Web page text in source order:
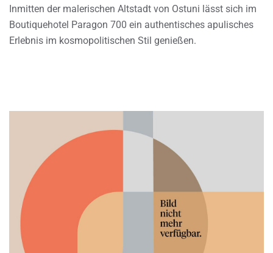
Inmitten der malerischen Altstadt von Ostuni lässt sich im
Boutiquehotel Paragon 700 ein authentisches apulisches
Erlebnis im kosmopolitischen Stil genießen.